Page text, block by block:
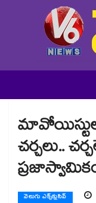
చర్చలు..
వెలుగు ఎక్స్‌క్లుసివ్